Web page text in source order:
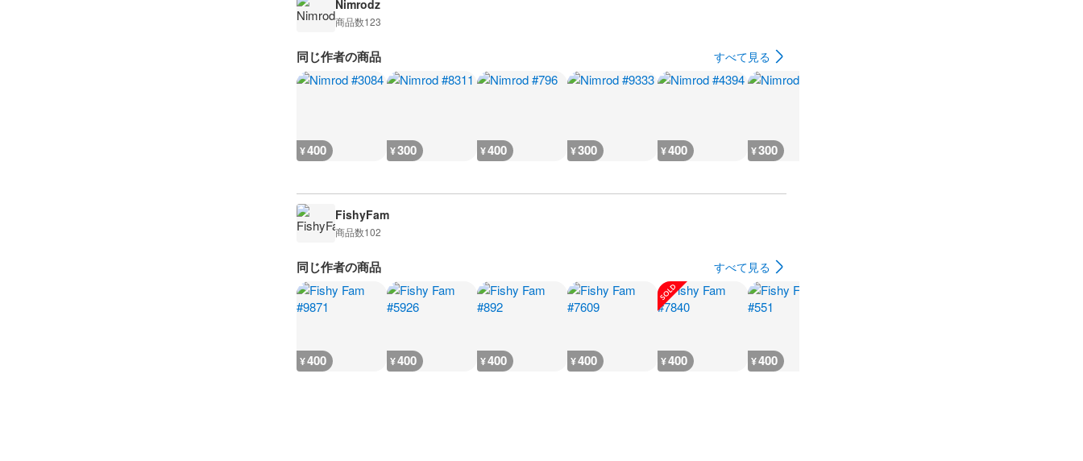
Nimrodz
商品数123
同じ作者の商品 すべて見る
¥400 ¥300 ¥400 ¥300 ¥400 ¥300
FishyFam
商品数102
同じ作者の商品 すべて見る
¥400 ¥400 ¥400 ¥400 ¥400 ¥400